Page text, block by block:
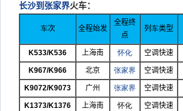
长沙到张家界火车：
车次 全程始发
全程终
点
列 车类型
K533/K536 上海南 怀化 空调快速
K967/K966 北京 张家界 空调快速
K9072/K9073 广州 张家界 空调快速
K1373/K1376 上海南 怀化 空调快速